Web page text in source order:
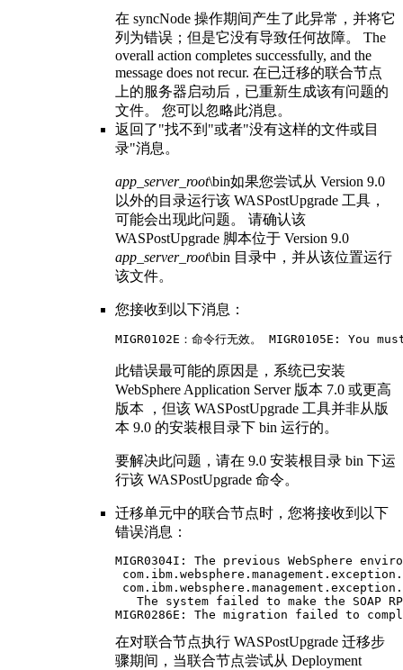
在 syncNode 操作期间产生了此异常，并将它
列为错误；但是它没有导致任何故障。 The
overall action completes successfully, and the
message does not recur. 在已迁移的联合节点
上的服务器启动后，已重新生成该有问题的
文件。 您可以忽略此消息。
返回了 找不到 或者 没有这样的文件或目
录 消息。
app_server_root\bin如果您尝试从 Version 9.0
以外的目录运行该 WASPostUpgrade 工具，
可能会出现此问题。 请确认该
WASPostUpgrade 脚本位于 Version 9.0
app_server_root\bin 目录中，并从该位置运行
该文件。
您接收到以下消息：
MIGR0102E：命令行无效。 MIGR0105E:
此错误最可能的原因是，系统已安装
WebSphere Application Server版本 7.0 或更高
版本 ，但该 WASPostUpgrade 工具并非从版
本 9.0 的安装根目录下 bin 运行的。
要解决此问题，请在 9.0 安装根目录 bin 下运
行该 WASPostUpgrade 命令。
迁移单元中的联合节点时，您将接收到以下
错误消息：
MIGR0304I: The previous WebSphere
The system failed to make the SOAP
MIGR0286E: The migration failed to
在对联合节点执行 WASPostUpgrade 迁移步
骤期间，当联合节点尝试从 Deployment